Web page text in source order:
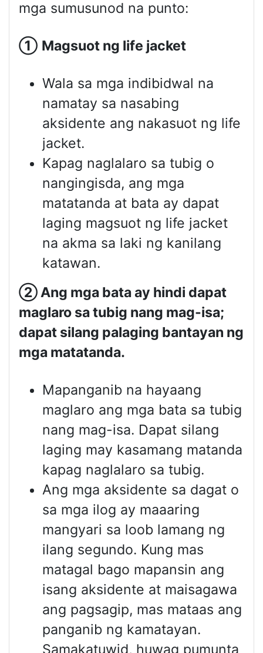
mga sumusunod na punto:
① Magsuot ng life jacket
Wala sa mga indibidwal na
namatay sa nasabing
aksidente ang nakasuot ng life
jacket.
Kapag naglalaro sa tubig o
nangingisda, ang mga
matatanda at bata ay dapat
laging magsuot ng life jacket
na akma sa laki ng kanilang
katawan.
②Ang mga bata ay hindi dapat
maglaro sa tubig nang mag-isa;
dapat silang palaging bantayan ng
mga matatanda.
Mapanganib na hayaang
maglaro ang mga bata sa tubig
nang mag-isa. Dapat silang
laging may kasamang matanda
kapag naglalaro sa tubig.
Ang mga aksidente sa dagat o
sa mga ilog ay maaaring
mangyari sa loob lamang ng
ilang segundo. Kung mas
matagal bago mapansin ang
isang aksidente at maisagawa
ang pagsagip, mas mataas ang
panganib ng kamatayan.
Samakatuwid, huwag pumunta